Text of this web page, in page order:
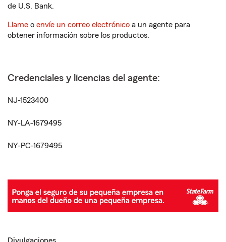
de U.S. Bank.
Llame o envíe un correo electrónico a un agente para
obtener información sobre los productos.
Credenciales y licencias del agente:
NJ-1523400
NY-LA-1679495
NY-PC-1679495